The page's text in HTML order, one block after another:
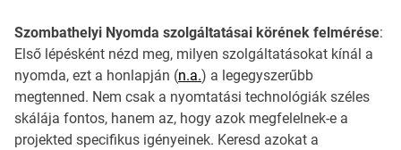
Szombathelyi Nyomda szolgáltatásai körének felmérése:
Első lépésként nézd meg, milyen szolgáltatásokat kínál a
nyomda, ezt a honlapján (n.a.) a legegyszerűbb
megtenned. Nem csak a nyomtatási technológiák széles
skálája fontos, hanem az, hogy azok megfelelnek-e a
projekted specifikus igényeinek. Keresd azokat a